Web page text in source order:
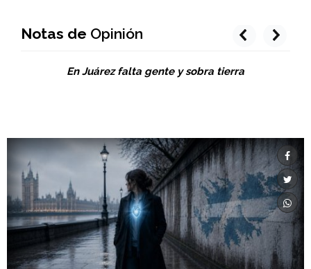
Notas de Opinión
En Juárez falta gente y sobra tierra
prev next